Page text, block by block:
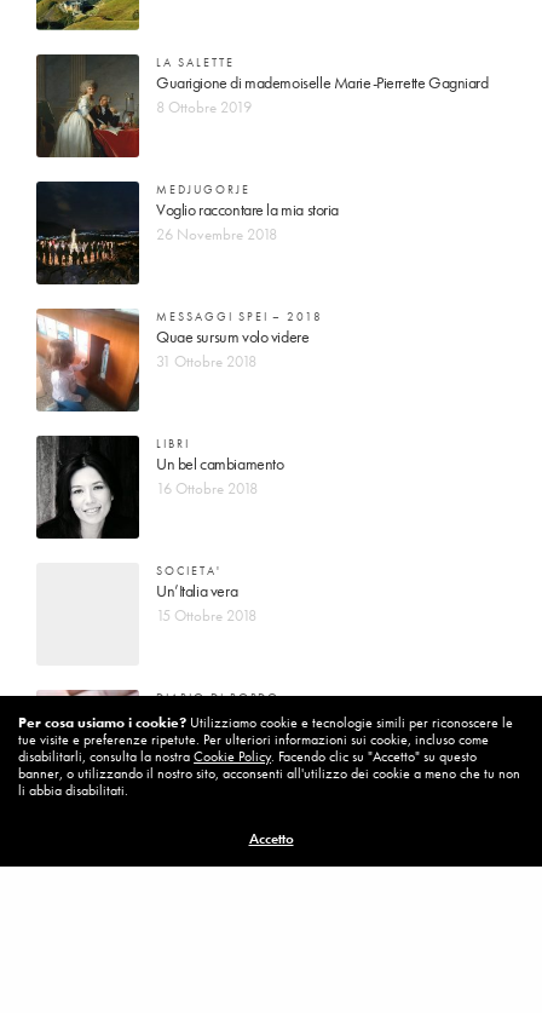
LA SALETTE
Guarigione di mademoiselle Marie-Pierrette Gagniard
8 Ottobre 2019
MEDJUGORJE
Voglio raccontare la mia storia
26 Novembre 2018
MESSAGGI SPEI – 2018
Quae sursum volo videre
31 Ottobre 2018
LIBRI
Un bel cambiamento
16 Ottobre 2018
SOCIETA'
Un’Italia vera
15 Ottobre 2018
DIARIO DI BORDO
La vita vince sempre
8 Ottobre 2018
Per cambiare ci vuole coraggio
8 Ottobre 2018
Per cosa usiamo i cookie? Utilizziamo cookie e tecnologie simili per riconoscere le
tue visite e preferenze ripetute. Per ulteriori informazioni sui cookie, incluso come
disabilitarli, consulta la nostraCookie Policy. Facendo clic su "Accetto" su questo
banner, o utilizzando il nostro sito, acconsenti all'utilizzo dei cookie a meno che tu non
li abbia disabilitati.
Accetto